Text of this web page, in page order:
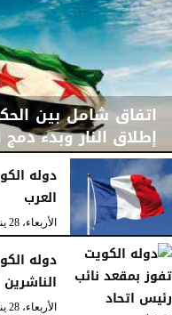
اتفاق شامل بين
إطلاق النار وبدء دمج
الجمعة، 30 يناير 2026 06:08 مـ
دوله
العرب
الأربعاء، 28 يناير 2026
دوله
الناشرين
الأربعاء، 28 يناير 2026